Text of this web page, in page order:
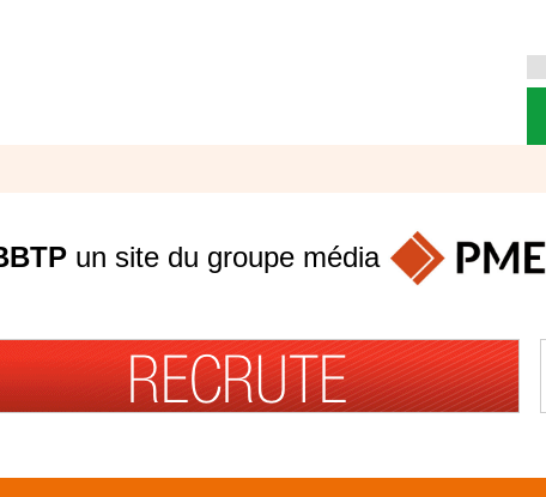
un site du groupe média